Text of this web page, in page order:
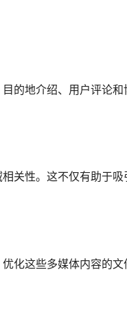
的地介绍、用户评论
关性。这不仅有助于
化这些多媒体内容的